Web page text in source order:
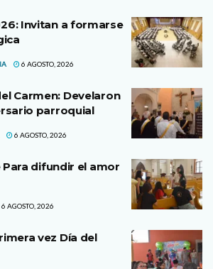
Invitan a formarse
6 AGOSTO, 2026
Carmen: Develaron
parroquial
6 AGOSTO, 2026
Para difundir el amor
6 AGOSTO, 2026
vez Día del